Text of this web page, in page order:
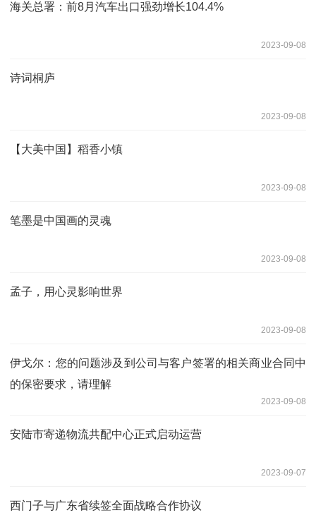
海关总署：前8月汽车出口强劲增长104.4%
2023-09-08
诗词桐庐
2023-09-08
【大美中国】稻香小镇
2023-09-08
笔墨是中国画的灵魂
2023-09-08
孟子，用心灵影响世界
2023-09-08
伊戈尔：您的问题涉及到公司与客户签署的相关商业合同中
的保密要求，请理解
2023-09-08
安陆市寄递物流共配中心正式启动运营
2023-09-07
西门子与广东省续签全面战略合作协议